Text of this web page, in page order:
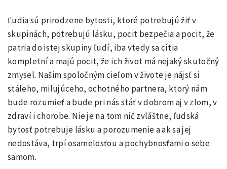
Ľudia sú prirodzene bytosti, ktoré potrebujú žiť v
skupinách, potrebujú lásku, pocit bezpečia a pocit, že
patria do istej skupiny ľudí, iba vtedy sa cítia
kompletní a majú pocit, že ich život má nejaký skutočný
zmysel. Našim spoločným cieľom v živote je nájsť si
stáleho, milujúceho, ochotného partnera, ktorý nám
bude rozumieť a bude pri nás stáť v dobrom aj v zlom, v
zdraví i chorobe. Nie je na tom nič zvláštne, ľudská
bytosť potrebuje lásku a porozumenie a ak sa jej
nedostáva, trpí osamelosťou a pochybnosťami o sebe
samom.